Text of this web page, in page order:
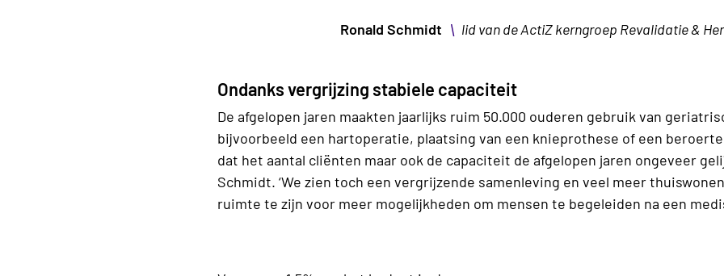
Ronald Schmidt \ lid van de ActiZ kerngroep Revalidatie &
Ondanks vergrijzing stabiele capaciteit
De afgelopen jaren maakten jaarlijks ruim 50.000 ouderen gebruik van
bijvoorbeeld een hartoperatie, plaatsing van een knieprothese of een
dat het aantal cliënten maar ook de capaciteit de afgelopen jaren ongeveer
Schmidt. ‘We zien toch een vergrijzende samenleving en veel meer
ruimte te zijn voor meer mogelijkheden om mensen te begeleiden na een